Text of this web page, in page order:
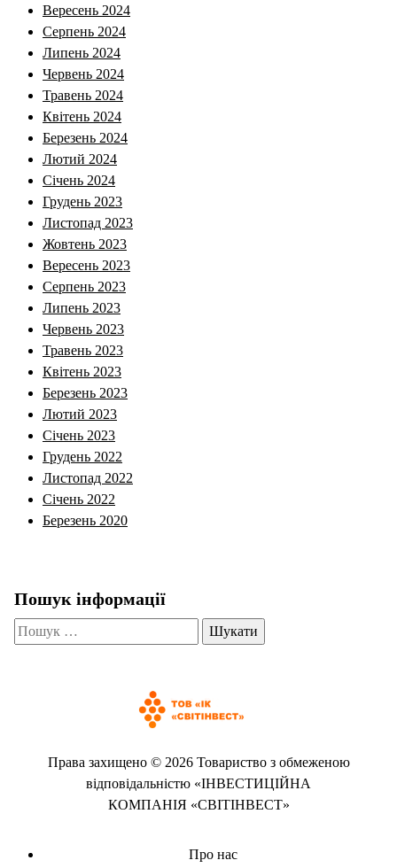
Вересень 2024
Серпень 2024
Липень 2024
Червень 2024
Травень 2024
Квітень 2024
Березень 2024
Лютий 2024
Січень 2024
Грудень 2023
Листопад 2023
Жовтень 2023
Вересень 2023
Серпень 2023
Липень 2023
Червень 2023
Травень 2023
Квітень 2023
Березень 2023
Лютий 2023
Січень 2023
Грудень 2022
Листопад 2022
Січень 2022
Березень 2020
Пошук інформації
Пошук:
Права захищено © 2026 Товариство з обмеженою
відповідальністю «ІНВЕСТИЦІЙНА
КОМПАНІЯ «СВІТІНВЕСТ»
Про нас